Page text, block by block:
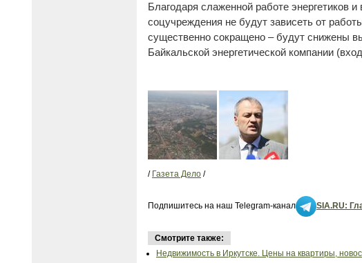
Благодаря слаженной работе энергетиков
соцучреждения не будут зависеть от
существенно сокращено – будут снижены
Байкальской энергетической компании
/ Газета Дело /
Подпишитесь на наш Telegram-канал SIA.RU:
Смотрите также:
Недвижимость в Иркутске. Цены на квартиры,